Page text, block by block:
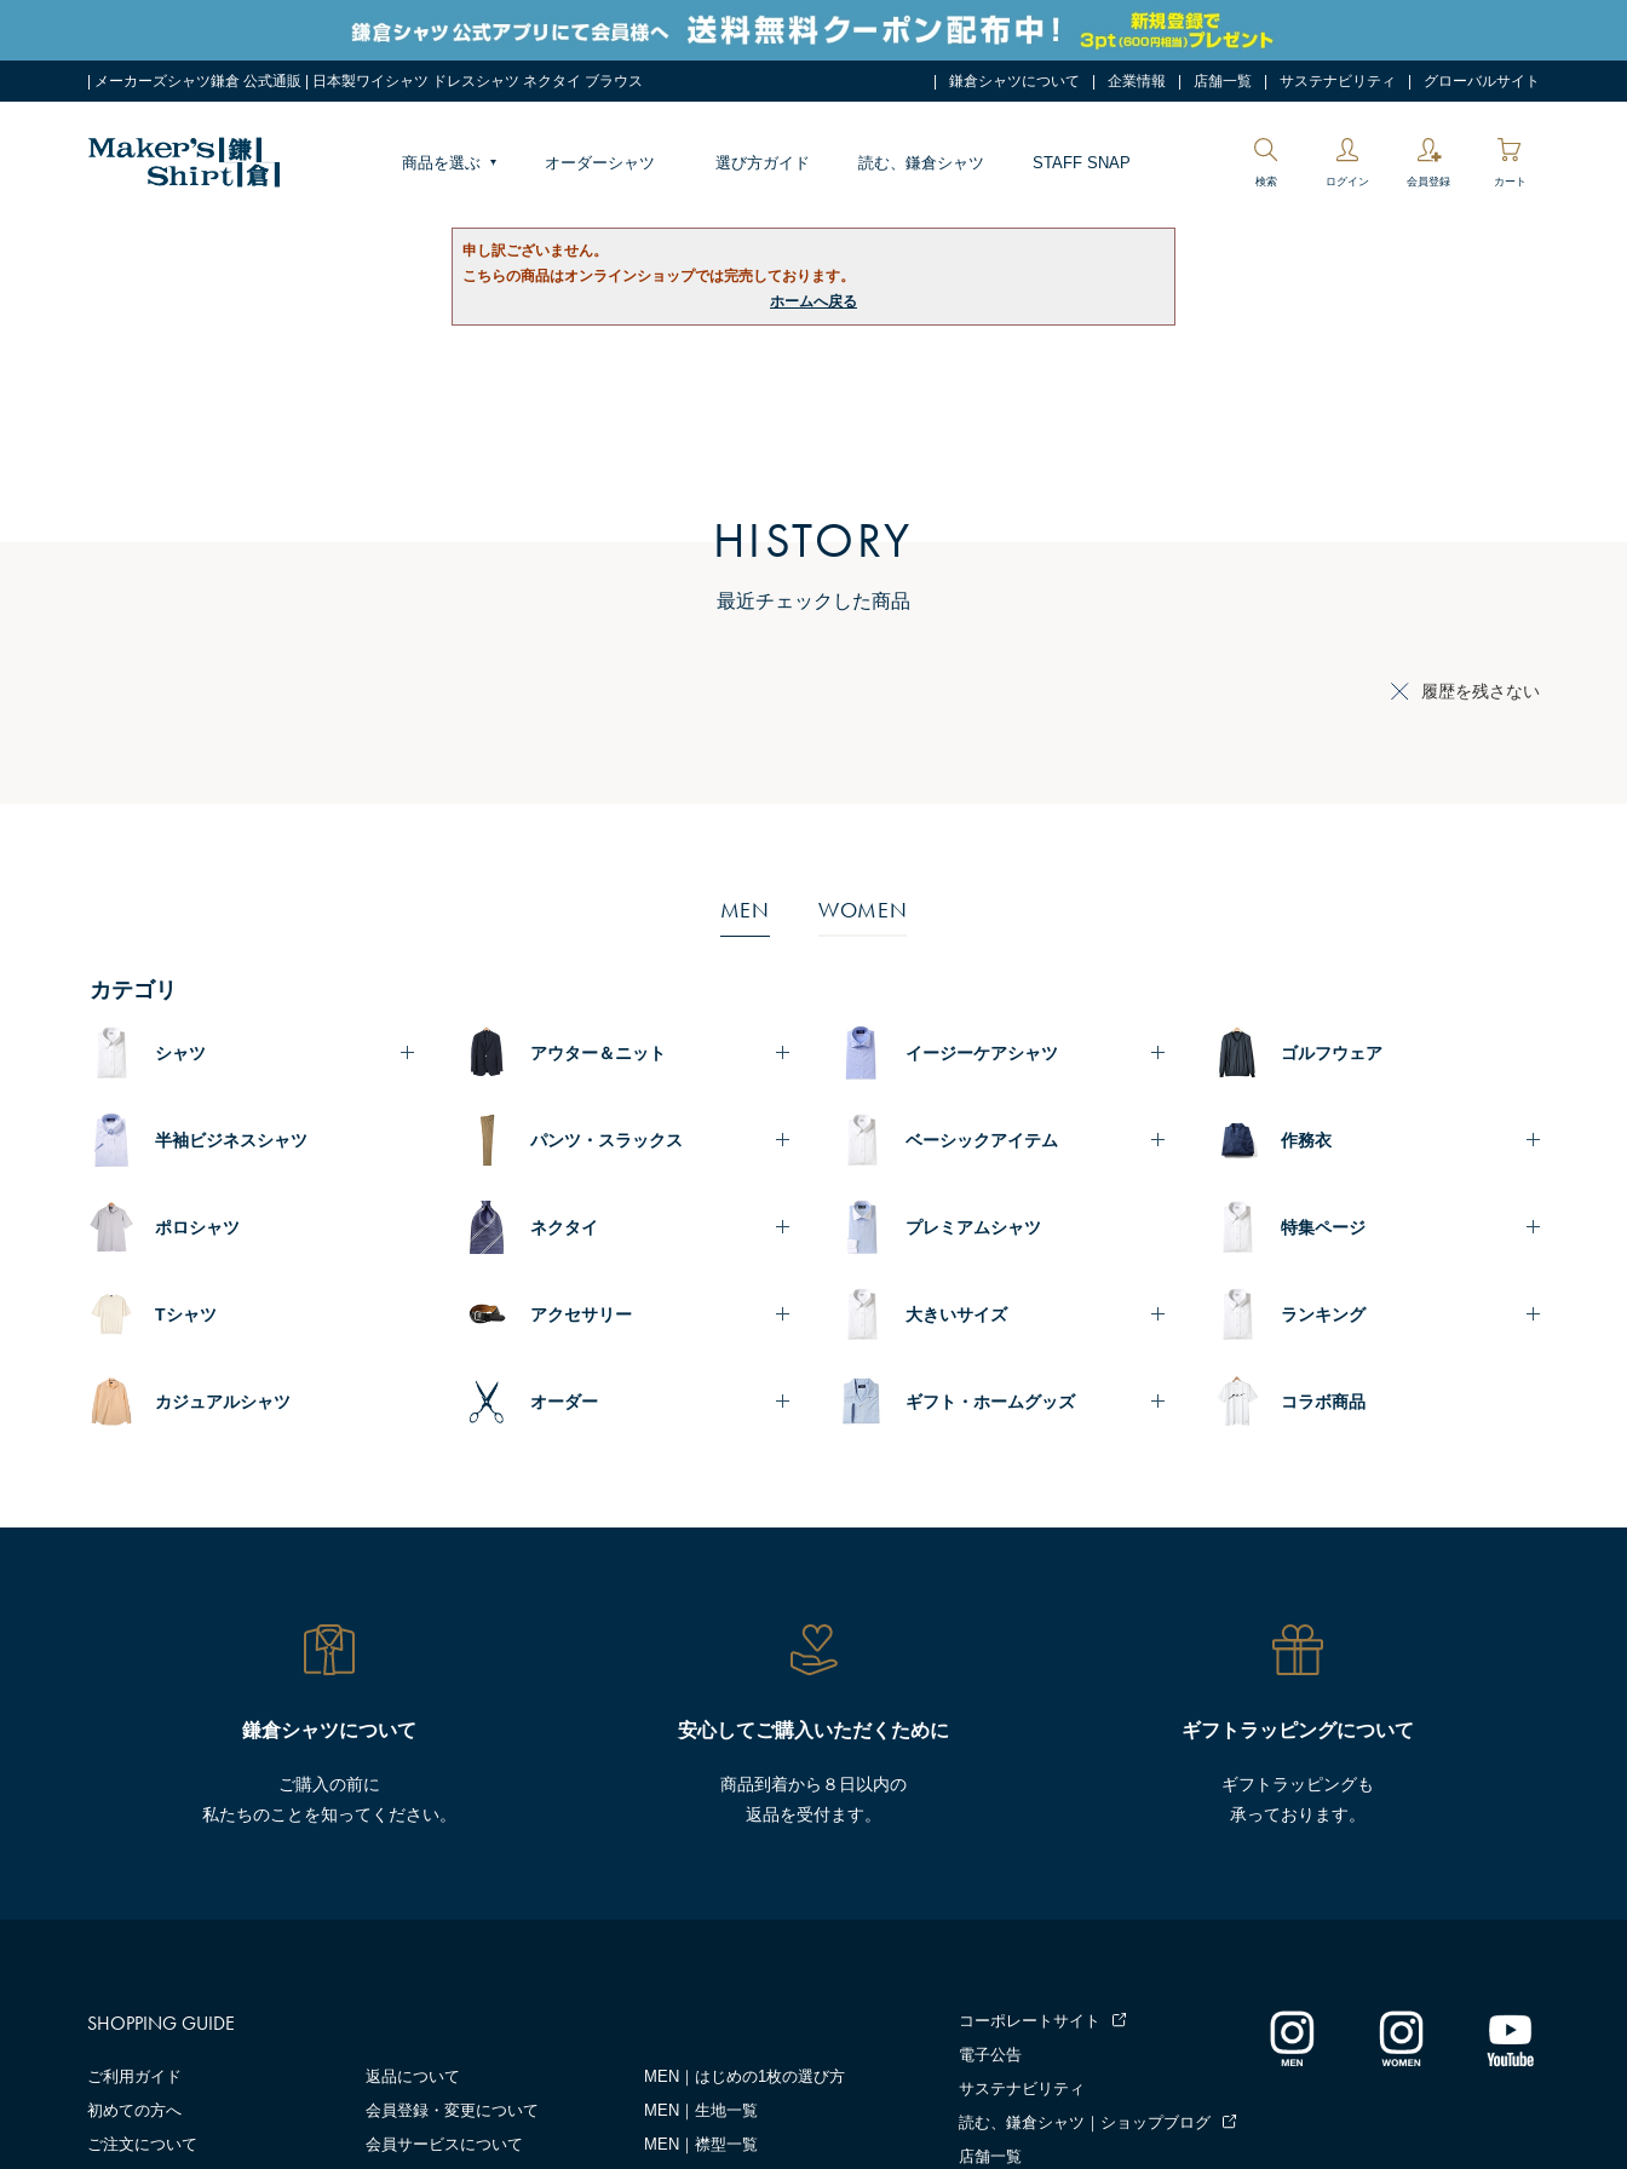
| メーカーズシャツ鎌倉 公式通販 | 日本製ワイシャツ ドレスシャツ ネクタイ ブラウス 鎌倉シャツについて 企業情報 店舗一覧 サステナビリティ グローバルサイト
商品を選ぶ オーダーシャツ 選び方ガイド 読む、鎌倉シャツ STAFF SNAP
検索 ログイン 会員登録 カート
申し訳ございません。
こちらの商品はオンラインショップでは完売しております。
ホームへ戻る
HISTORY
最近チェックした商品
履歴を残さない
MEN WOMEN
カテゴリ
シャツ
半袖ビジネスシャツ
ポロシャツ
Tシャツ
カジュアルシャツ
アウター＆ニット
パンツ・スラックス
ネクタイ
アクセサリー
オーダー
イージーケアシャツ
ベーシックアイテム
プレミアムシャツ
大きいサイズ
ギフト・ホームグッズ
ゴルフウェア
作務衣
特集ページ
ランキング
コラボ商品
鎌倉シャツについて
ご購入の前に
私たちのことを知ってください。
安心してご購入いただくために
商品到着から８日以内の
返品を受付ます。
ギフトラッピングについて
ギフトラッピングも
承っております。
SHOPPING GUIDE
ご利用ガイド
初めての方へ
ご注文について
返品について
会員登録・変更について
会員サービスについて
MEN｜はじめの1枚の選び方
MEN｜生地一覧
MEN｜襟型一覧
コーポレートサイト
電子公告
サステナビリティ
読む、鎌倉シャツ｜ショップブログ
店舗一覧